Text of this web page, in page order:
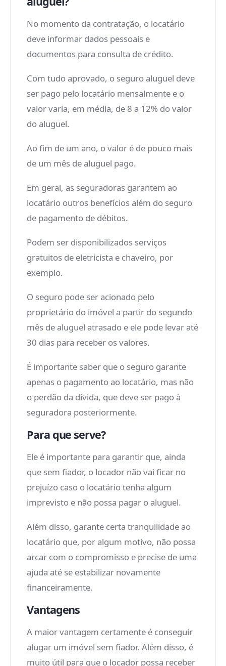
No momento da contratação, o locatário
deve informar dados pessoais e
documentos para consulta de crédito.
Com tudo aprovado, o seguro aluguel deve
ser pago pelo locatário mensalmente e o
valor varia, em média, de 8 a 12% do valor
do aluguel.
Ao fim de um ano, o valor é de pouco mais
de um mês de aluguel pago.
Em geral, as seguradoras garantem ao
locatário outros benefícios além do seguro
de pagamento de débitos.
Podem ser disponibilizados serviços
gratuitos de eletricista e chaveiro, por
exemplo.
O seguro pode ser acionado pelo
proprietário do imóvel a partir do segundo
mês de aluguel atrasado e ele pode levar até
30 dias para receber os valores.
É importante saber que o seguro garante
apenas o pagamento ao locatário, mas não
o perdão da dívida, que deve ser pago à
seguradora posteriormente.
Para que serve?
Ele é importante para garantir que, ainda
que sem fiador, o locador não vai ficar no
prejuízo caso o locatário tenha algum
imprevisto e não possa pagar o aluguel.
Além disso, garante certa tranquilidade ao
locatário que, por algum motivo, não possa
arcar com o compromisso e precise de uma
ajuda até se estabilizar novamente
financeiramente.
Vantagens
A maior vantagem certamente é conseguir
alugar um imóvel sem fiador. Além disso, é
muito útil para que o locador possa receber